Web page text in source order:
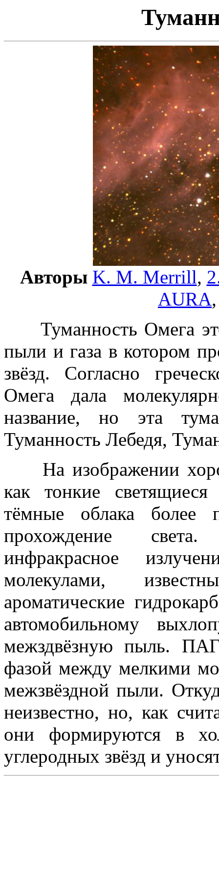
Авторы K. M. Merrill,
AURA
Туманность Омега
пыли и газа в котором
звёзд. Согласно
Омега дала
название, но эта
Туманность Лебедя,
На изображении
как тонкие
тёмные облака более
прохождение света.
инфракрасное
молекулами,
ароматические
автомобильному
межздвёзную пыль.
фазой между мелкими
межзвёздной пыли.
неизвестно, но, как
они формируются в
углеродных звёзд и